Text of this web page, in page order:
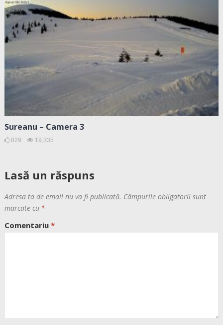
Sureanu – Camera 3
829 19,335
Lasă un răspuns
Adresa ta de email nu va fi publicată. Câmpurile obligatorii sunt
marcate cu *
Comentariu *